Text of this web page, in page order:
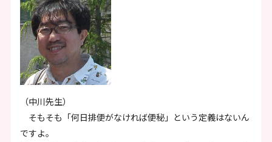
（中川先生）
そもそも「何日排便がなければ便秘」という定義はないん
ですよ。